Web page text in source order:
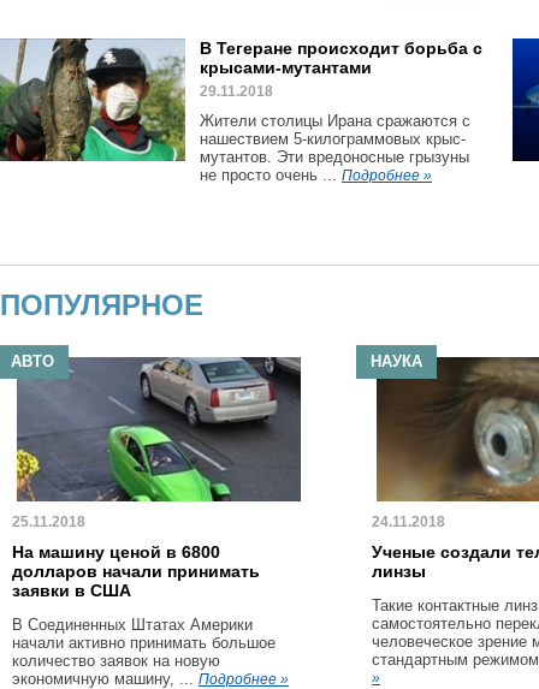
В Тегеране происходит борьба с
крысами-мутантами
29.11.2018
Жители столицы Ирана сражаются с
нашествием 5-килограммовых крыс-
мутантов. Эти вредоносные грызуны
не просто очень ... Подробнее »
ПОПУЛЯРНОЕ
АВТО
25.11.2018
На машину ценой в 6800
долларов начали принимать
заявки в США
В Соединенных Штатах Америки
начали активно принимать большое
количество заявок на новую
экономичную машину, ... Подробнее »
НАУКА
24.11.2018
Ученые создали
линзы
Такие контактные
самостоятельно
человеческое зрение
стандартным
»